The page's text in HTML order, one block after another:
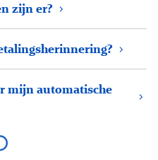
zijn er?
mijn automatische